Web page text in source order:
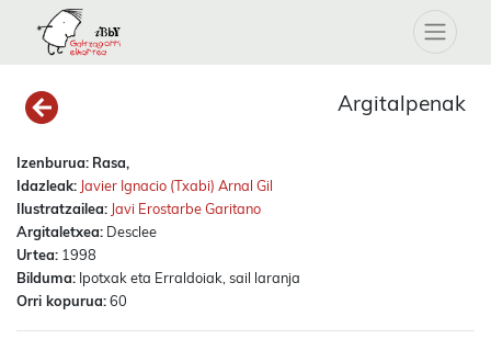
Argitalpenak
Izenburua: Rasa,
Idazleak: Javier Ignacio (Txabi) Arnal Gil
Ilustratzailea: Javi Erostarbe Garitano
Argitaletxea: Desclee
Urtea: 1998
Bilduma: Ipotxak eta Erraldoiak, sail laranja
Orri kopurua:60